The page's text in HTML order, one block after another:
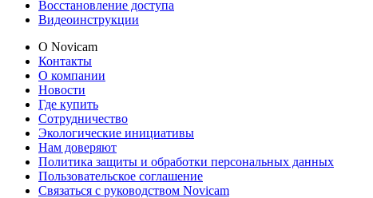
Восстановление доступа
Видеоинструкции
О Novicam
Контакты
О компании
Новости
Где купить
Сотрудничество
Экологические инициативы
Нам доверяют
Политика защиты и обработки персональных данных
Пользовательское соглашение
Связаться с руководством Novicam